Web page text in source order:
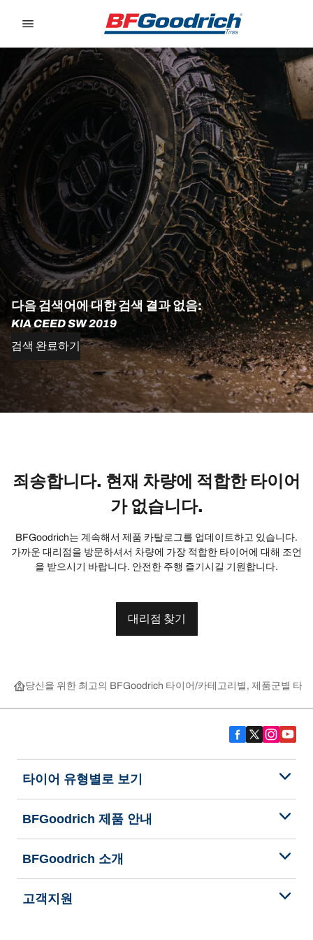
다음 검색어에 대한 검색 결과 없음:
KIA CEED SW 2019
검색 완료하기
죄송합니다. 현재 차량에 적합한 타이어
가 없습니다.
BFGoodrich는 계속해서 제품 카탈로그를 업데이트하고 있습니다.
가까운 대리점을 방문하셔서 차량에 가장 적합한 타이어에 대해 조언
을 받으시기 바랍니다. 안전한 주행 즐기시길 기원합니다.
대리점 찾기
당신을 위한 최고의 BFGoodrich 타이어 카테고리별, 제품군별 타
타이어 유형별로 보기
BFGoodrich 제품 안내
BFGoodrich 소개
고객지원